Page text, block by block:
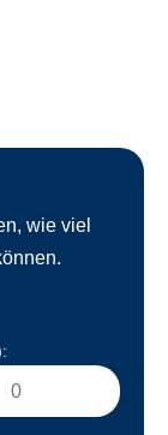
wie viel